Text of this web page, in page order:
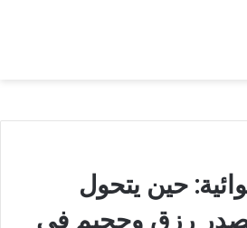
حين يتحول
رزق وجحيم في